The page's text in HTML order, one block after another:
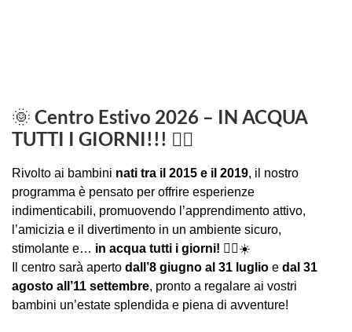
🌞 Centro Estivo 2026 – IN ACQUA
TUTTI I GIORNI!!! 🏊‍♂️
Rivolto ai bambini nati tra il 2015 e il 2019, il nostro
programma è pensato per offrire esperienze
indimenticabili, promuovendo l’apprendimento attivo,
l’amicizia e il divertimento in un ambiente sicuro,
stimolante e… in acqua tutti i giorni! 🏊‍♂️☀️
Il centro sarà aperto dall’8 giugno al 31 luglio e dal 31
agosto all’11 settembre, pronto a regalare ai vostri
bambini un’estate splendida e piena di avventure!